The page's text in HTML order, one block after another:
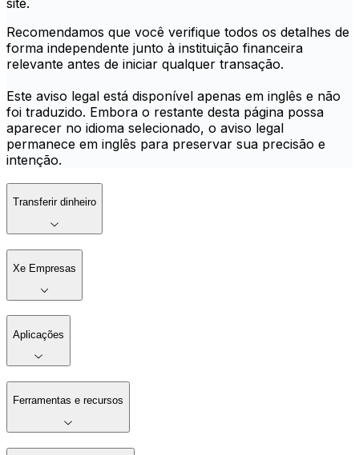
site.
Recomendamos que você verifique todos os detalhes de
forma independente junto à instituição financeira
relevante antes de iniciar qualquer transação.
Este aviso legal está disponível apenas em inglês e não
foi traduzido. Embora o restante desta página possa
aparecer no idioma selecionado, o aviso legal
permanece em inglês para preservar sua precisão e
intenção.
Transferir dinheiro
Xe Empresas
Aplicações
Ferramentas e recursos